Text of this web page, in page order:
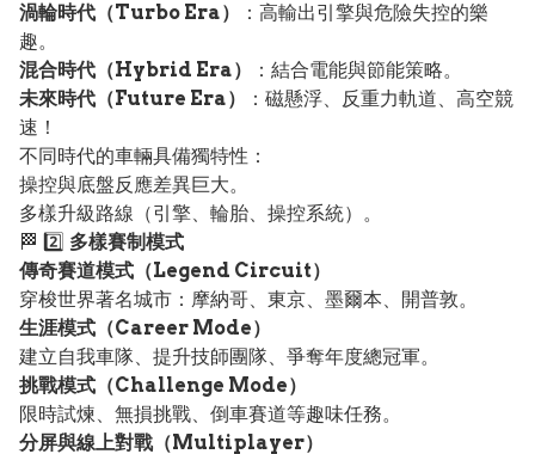
渦輪時代（Turbo Era）
：高輸出引擎與危險失控的樂
趣。
混合時代（Hybrid Era）
：結合電能與節能策略。
未來時代（Future Era）
：磁懸浮、反重力軌道、高空競
速！
不同時代的車輛具備獨特性：
操控與底盤反應差異巨大。
多樣升級路線（引擎、輪胎、操控系統）。
🏁 2️⃣ 多樣賽制模式
傳奇賽道模式（Legend Circuit）
穿梭世界著名城市：摩納哥、東京、墨爾本、開普敦。
生涯模式（Career Mode）
建立自我車隊、提升技師團隊、爭奪年度總冠軍。
挑戰模式（Challenge Mode）
限時試煉、無損挑戰、倒車賽道等趣味任務。
分屏與線上對戰（Multiplayer）